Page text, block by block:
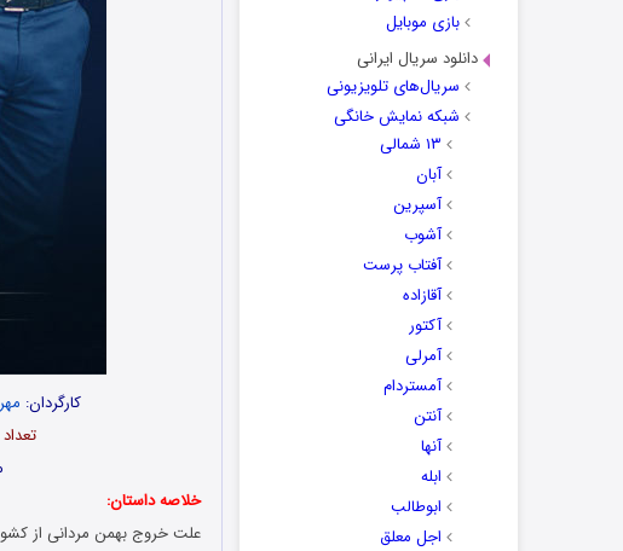
بازی موبایل
دانلود سریال ایرانی
سریال‌های تلویزیونی
شبکه نمایش خانگی
۱۳ شمالی
آبان
آسپرین
آشوب
آفتاب پرست
آقازاده
آکتور
آمرلی
آمستردام
آنتن
آنها
ابله
ابوطالب
اجل معلق
کارگردان:
تعداد قسمت: 15 اپیزود |
خلاصه داستان:
علت خروج بهمن مردانی از